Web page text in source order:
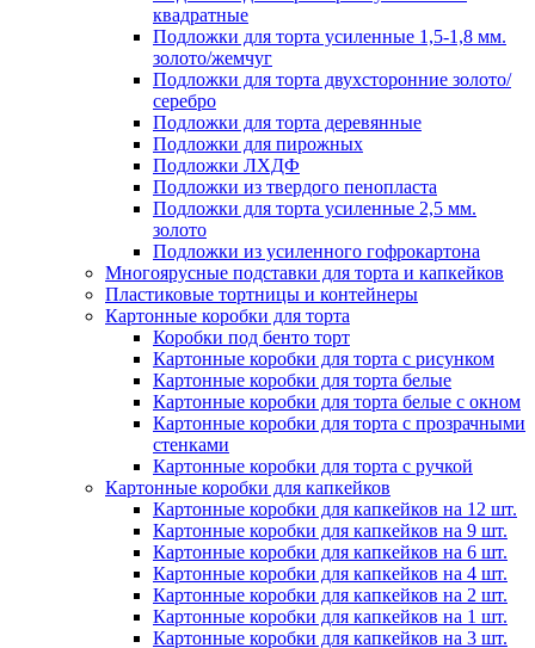
квадратные
Подложки для торта усиленные 1,5-1,8 мм.
золото/жемчуг
Подложки для торта двухсторонние золото/
серебро
Подложки для торта деревянные
Подложки для пирожных
Подложки ЛХДФ
Подложки из твердого пенопласта
Подложки для торта усиленные 2,5 мм.
золото
Подложки из усиленного гофрокартона
Многоярусные подставки для торта и капкейков
Пластиковые тортницы и контейнеры
Картонные коробки для торта
Коробки под бенто торт
Картонные коробки для торта с рисунком
Картонные коробки для торта белые
Картонные коробки для торта белые с окном
Картонные коробки для торта с прозрачными
стенками
Картонные коробки для торта с ручкой
Картонные коробки для капкейков
Картонные коробки для капкейков на 12 шт.
Картонные коробки для капкейков на 9 шт.
Картонные коробки для капкейков на 6 шт.
Картонные коробки для капкейков на 4 шт.
Картонные коробки для капкейков на 2 шт.
Картонные коробки для капкейков на 1 шт.
Картонные коробки для капкейков на 3 шт.